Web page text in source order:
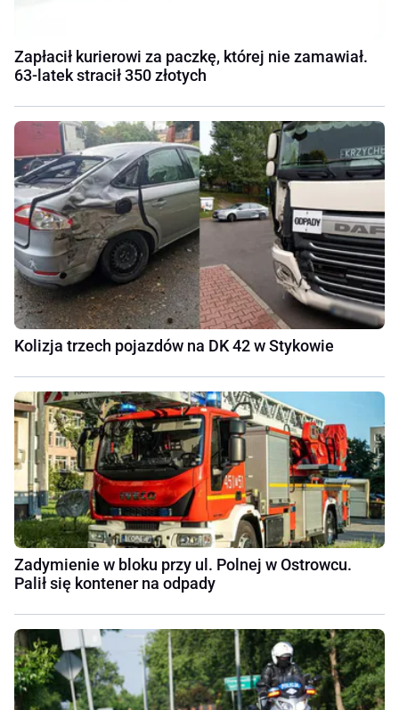
Zapłacił kurierowi za paczkę, której nie zamawiał.
63-latek stracił 350 złotych
Kolizja trzech pojazdów na DK 42 w Stykowie
Zadymienie w bloku przy ul. Polnej w Ostrowcu.
Palił się kontener na odpady